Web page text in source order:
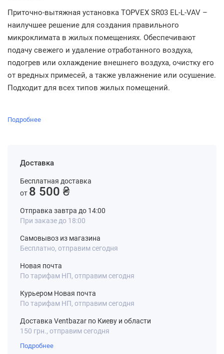
Приточно-вытяжная установка TOPVEX SR03 EL-L-VAV –
наилучшее решение для создания правильного
микроклимата в жилых помещениях. Обеспечивают
подачу свежего и удаление отработанного воздуха,
подогрев или охлаждение внешнего воздуха, очистку его
от вредных примесей, а также увлажнение или осушение.
Подходит для всех типов жилых помещений.
Подробнее
Доставка
Бесплатная доставка
от 8 500 ₴
Отправка завтра до 14:00
При заказе до 18:00
Самовывоз из магазина
Бесплатно, отправим сегодня
Новая почта
По тарифам НП, отправим сегодня
Курьером Новая почта
По тарифам НП, отправим сегодня
Доставка Ventbazar по Киеву и области
150 грн., отправим сегодня
Подробнее